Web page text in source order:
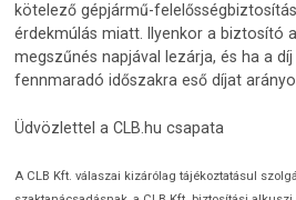
kötelező gépjármű-
érdekmúlás miatt. Ilyenkor a biztosító
megszűnés napjával lezárja, és ha a
fennmaradó időszakra eső díjat
Üdvözlettel a CLB.hu csapata
A CLB Kft. válaszai kizárólag tájékoztatásul